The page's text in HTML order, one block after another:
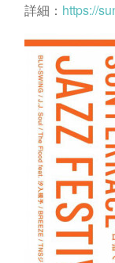
詳細： https://